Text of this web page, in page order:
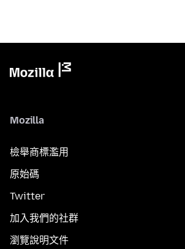
Mozilla
檢舉商標濫用
原始碼
Twitter
加入我們的社群
瀏覽說明文件